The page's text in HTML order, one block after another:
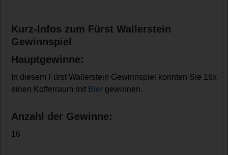
Kurz-Infos zum Fürst Wallerstein
Gewinnspiel
Hauptgewinne:
In diesem Fürst Wallerstein Gewinnspiel konnten Sie 16x
einen Kofferraum mit Bier gewinnen.
Anzahl der Gewinne:
16